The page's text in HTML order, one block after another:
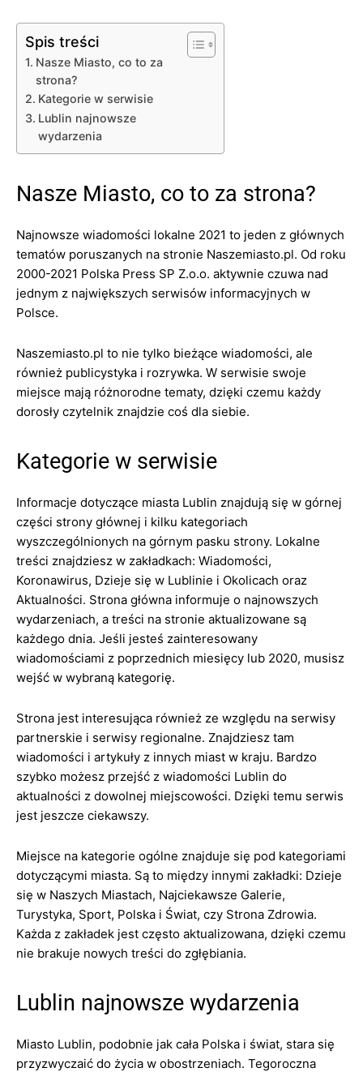
Spis treści
Nasze Miasto, co to za
strona?
Kategorie w serwisie
Lublin najnowsze
wydarzenia
Nasze Miasto, co to za strona?
Najnowsze wiadomości lokalne 2021 to jeden z głównych
tematów poruszanych na stronie Naszemiasto.pl. Od roku
2000-2021 Polska Press SP Z.o.o. aktywnie czuwa nad
jednym z największych serwisów informacyjnych w
Polsce.
Naszemiasto.pl to nie tylko bieżące wiadomości, ale
również publicystyka i rozrywka. W serwisie swoje
miejsce mają różnorodne tematy, dzięki czemu każdy
dorosły czytelnik znajdzie coś dla siebie.
Kategorie w serwisie
Informacje dotyczące miasta Lublin znajdują się w górnej
części strony głównej i kilku kategoriach
wyszczególnionych na górnym pasku strony. Lokalne
treści znajdziesz w zakładkach: Wiadomości,
Koronawirus, Dzieje się w Lublinie i Okolicach oraz
Aktualności. Strona główna informuje o najnowszych
wydarzeniach, a treści na stronie aktualizowane są
każdego dnia. Jeśli jesteś zainteresowany
wiadomościami z poprzednich miesięcy lub 2020, musisz
wejść w wybraną kategorię.
Strona jest interesująca również ze względu na serwisy
partnerskie i serwisy regionalne. Znajdziesz tam
wiadomości i artykuły z innych miast w kraju. Bardzo
szybko możesz przejść z wiadomości Lublin do
aktualności z dowolnej miejscowości. Dzięki temu serwis
jest jeszcze ciekawszy.
Miejsce na kategorie ogólne znajduje się pod kategoriami
dotyczącymi miasta. Są to między innymi zakładki: Dzieje
się w Naszych Miastach, Najciekawsze Galerie,
Turystyka, Sport, Polska i Świat, czy Strona Zdrowia.
Każda z zakładek jest często aktualizowana, dzięki czemu
nie brakuje nowych treści do zgłębiania.
Lublin najnowsze wydarzenia
Miasto Lublin, podobnie jak cała Polska i świat, stara się
przyzwyczaić do życia w obostrzeniach. Tegoroczna